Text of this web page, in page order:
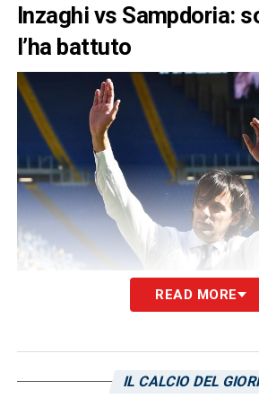
Inzaghi vs Sampdoria:
l’ha battuto
contro laSampdoria
entrambi terminati in favore
READ MORE
IL CALCIO DEL